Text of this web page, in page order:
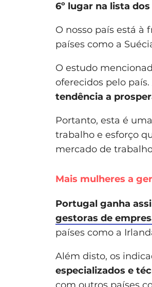
6º lugar na lista
O nosso país está à
países como a
O estudo
oferecidos pelo
tendência a
Portanto, esta é
trabalho e esforço
mercado de
Mais mulheres a
Portugal ganha
gestoras de
países como a
Além disto, os
especializados e